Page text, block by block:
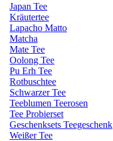
Japan Tee
Kräutertee
Lapacho Matto
Matcha
Mate Tee
Oolong Tee
Pu Erh Tee
Rotbuschtee
Schwarzer Tee
Teeblumen Teerosen
Tee Probierset
Geschenksets Teegeschenk
Weißer Tee